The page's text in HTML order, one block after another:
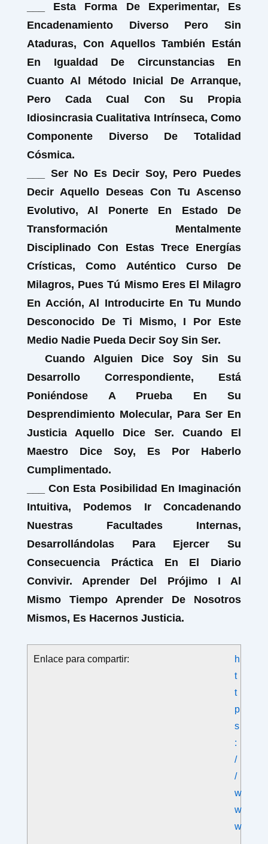
___ Esta Forma De Experimentar, Es
Encadenamiento Diverso Pero Sin
Ataduras, Con Aquellos También Están
En Igualdad De Circunstancias En
Cuanto Al Método Inicial De Arranque,
Pero Cada Cual Con Su Propia
Idiosincrasia Cualitativa Intrínseca, Como
Componente Diverso De Totalidad
Cósmica.
___ Ser No Es Decir Soy, Pero Puedes
Decir Aquello Deseas Con Tu Ascenso
Evolutivo, Al Ponerte En Estado De
Transformación Mentalmente
Disciplinado Con Estas Trece Energías
Crísticas, Como Auténtico Curso De
Milagros, Pues Tú Mismo Eres El Milagro
En Acción, Al Introducirte En Tu Mundo
Desconocido De Ti Mismo, I Por Este
Medio Nadie Pueda Decir Soy Sin Ser.
Cuando Alguien Dice Soy Sin Su
Desarrollo Correspondiente, Está
Poniéndose A Prueba En Su
Desprendimiento Molecular, Para Ser En
Justicia Aquello Dice Ser. Cuando El
Maestro Dice Soy, Es Por Haberlo
Cumplimentado.
___ Con Esta Posibilidad En Imaginación
Intuitiva, Podemos Ir Concadenando
Nuestras Facultades Internas,
Desarrollándolas Para Ejercer Su
Consecuencia Práctica En El Diario
Convivir. Aprender Del Prójimo I Al
Mismo Tiempo Aprender De Nosotros
Mismos, Es Hacernos Justicia.
Enlace para compartir:
h
t
t
p
s
:
/
/
w
w
w